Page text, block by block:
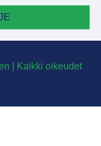
| Kaikki oikeudet